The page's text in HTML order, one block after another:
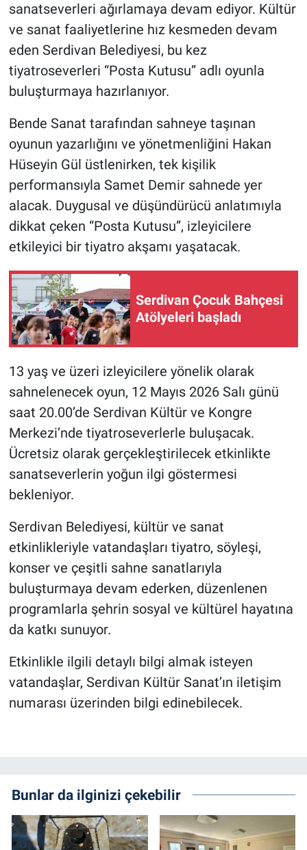
sanatseverleri ağırlamaya devam ediyor. Kültür
ve sanat faaliyetlerine hız kesmeden devam
eden Serdivan Belediyesi, bu kez
tiyatroseverleri “Posta Kutusu” adlı oyunla
buluşturmaya hazırlanıyor.
Bende Sanat tarafından sahneye taşınan
oyunun yazarlığını ve yönetmenliğini Hakan
Hüseyin Gül üstlenirken, tek kişilik
performansıyla Samet Demir sahnede yer
alacak. Duygusal ve düşündürücü anlatımıyla
dikkat çeken “Posta Kutusu”, izleyicilere
etkileyici bir tiyatro akşamı yaşatacak.
Serdivan Çocuk Bahçesi
Atölyeleri başladı
13 yaş ve üzeri izleyicilere yönelik olarak
sahnelenecek oyun, 12 Mayıs 2026 Salı günü
saat 20.00’de Serdivan Kültür ve Kongre
Merkezi’nde tiyatroseverlerle buluşacak.
Ücretsiz olarak gerçekleştirilecek etkinlikte
sanatseverlerin yoğun ilgi göstermesi
bekleniyor.
Serdivan Belediyesi, kültür ve sanat
etkinlikleriyle vatandaşları tiyatro, söyleşi,
konser ve çeşitli sahne sanatlarıyla
buluşturmaya devam ederken, düzenlenen
programlarla şehrin sosyal ve kültürel hayatına
da katkı sunuyor.
Etkinlikle ilgili detaylı bilgi almak isteyen
vatandaşlar, Serdivan Kültür Sanat’ın iletişim
numarası üzerinden bilgi edinebilecek.
Bunlar da ilginizi çekebilir